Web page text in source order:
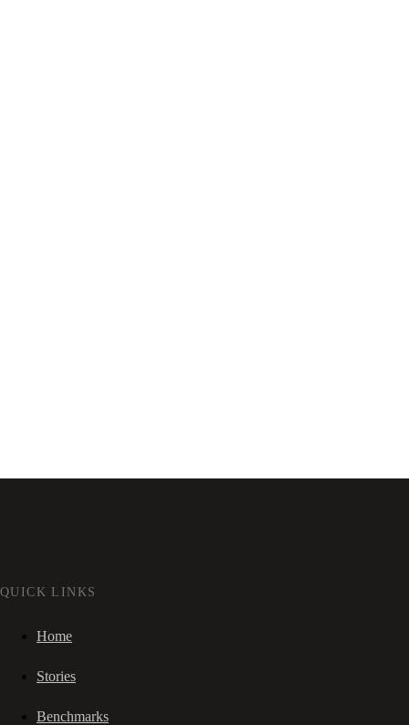
QUICK LINKS
Home
Stories
Benchmarks